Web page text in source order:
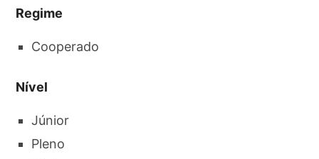
Regime
Cooperado
Nível
Júnior
Pleno